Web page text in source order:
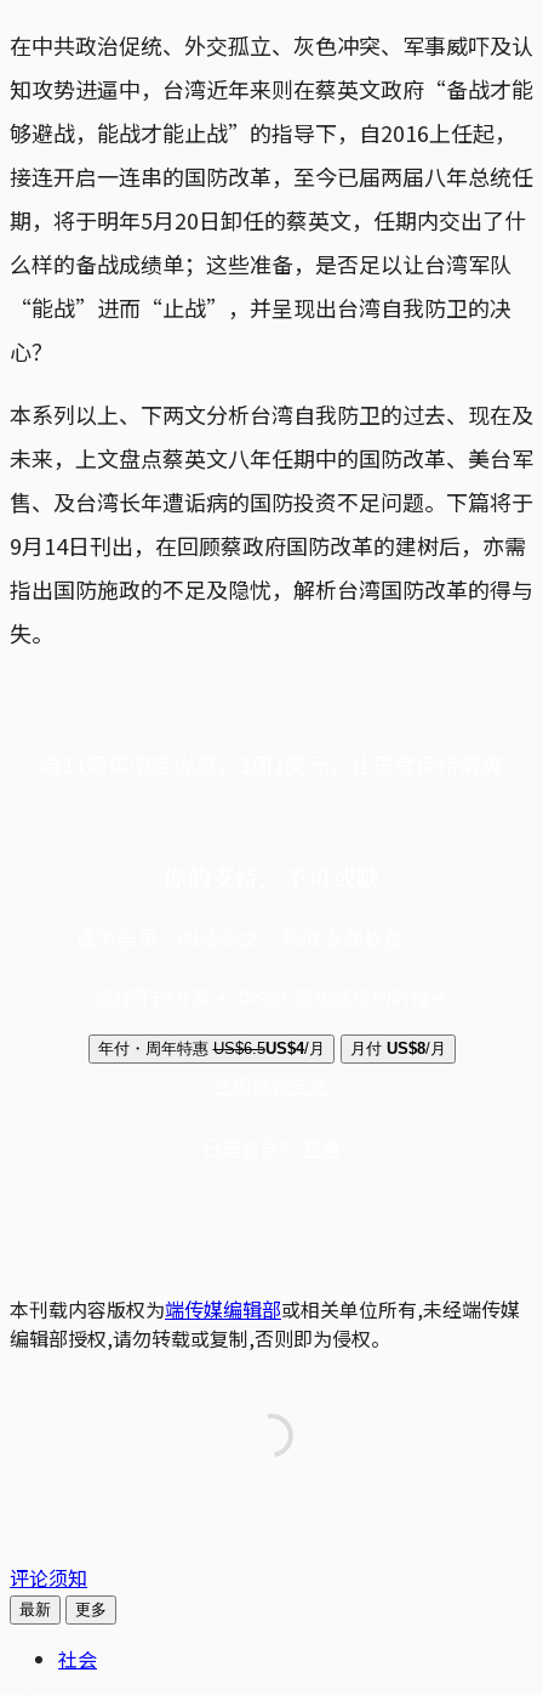
在中共政治促统、外交孤立、灰色冲突、军事威吓及认
知攻势进逼中，台湾近年来则在蔡英文政府“备战才能
够避战，能战才能止战”的指导下，自2016上任起，
接连开启一连串的国防改革，至今已届两届八年总统任
期，将于明年5月20日卸任的蔡英文，任期内交出了什
么样的备战成绩单；这些准备，是否足以让台湾军队
“能战”进而“止战”，并呈现出台湾自我防卫的决
心？
本系列以上、下两文分析台湾自我防卫的过去、现在及
未来，上文盘点蔡英文八年任期中的国防改革、美台军
售、及台湾长年遭诟病的国防投资不足问题。下篇将于
9月14日刊出，在回顾蔡政府国防改革的建树后，亦需
指出国防施政的不足及隐忧，解析台湾国防改革的得与
失。
年付・周年特惠 US$6.5US$4/月 月付 US$8/月
本刊载内容版权为端传媒编辑部或相关单位所有,未经端传媒
编辑部授权,请勿转载或复制,否则即为侵权。
评论须知
最新 更多
社会